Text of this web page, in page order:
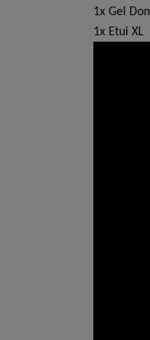
1x Gel
1x Etui XL